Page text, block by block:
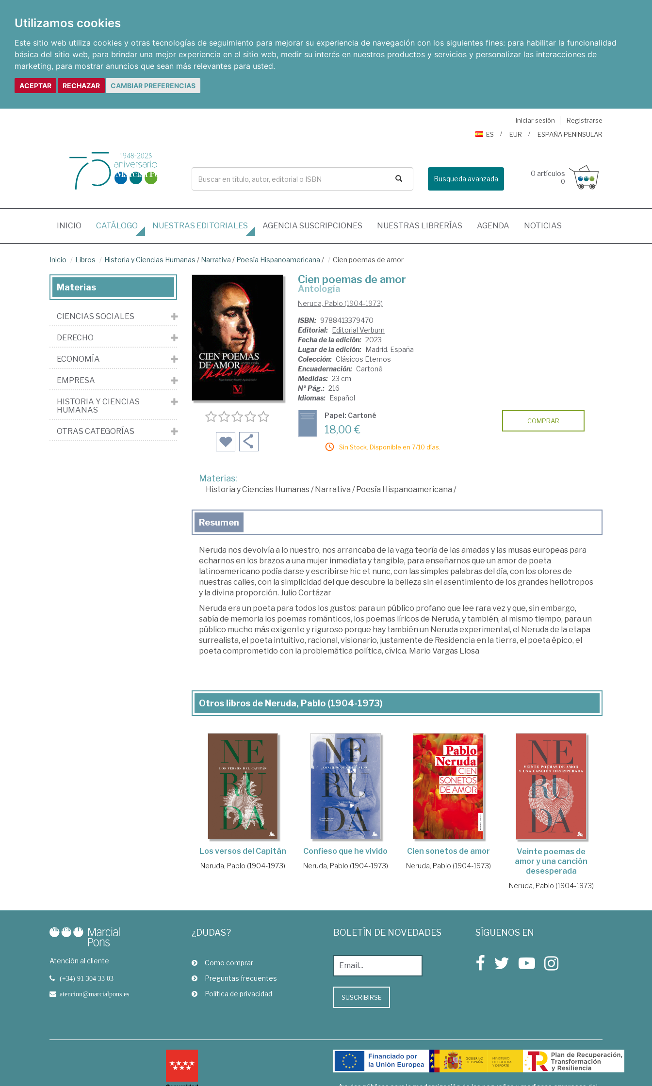
Utilizamos cookies
Este sitio web utiliza cookies y otras tecnologías de seguimiento para mejorar su experiencia de navegación con los siguientes fines: para habilitar la funcionalidad
básica del sitio web, para brindar una mejor experiencia en el sitio web, medir su interés en nuestros productos y servicios y personalizar las interacciones de
marketing, para mostrar anuncios que sean más relevantes para usted.
ACEPTAR RECHAZAR CAMBIAR PREFERENCIAS
Iniciar sesión
Registrarse
ES
EUR ESPAÑA PENINSULAR
Busqueda avanzada
0 artículos
0
INICIO (CURRENT)
CATÁLOGO NUESTRAS EDITORIALES AGENCIA SUSCRIPCIONES NUESTRAS LIBRERÍAS AGENDA NOTICIAS
Inicio Libros Historia y Ciencias Humanas / Narrativa / Poesía Hispanoamericana / Cien poemas de amor
Cien poemas de amor
Antología
Neruda, Pablo (1904-1973)
ISBN: 9788413379470
Editorial: Editorial Verbum
Fecha de la edición: 2023
Lugar de la edición: Madrid. España
Colección: Clásicos Eternos
Encuadernación: Cartoné
Medidas: 23 cm
Nº Pág.: 216
Idiomas: Español
Papel: Cartoné
18,00 €
Sin Stock. Disponible en 7/10 días.
COMPRAR
Materias:
Historia y Ciencias Humanas/Narrativa /Poesía Hispanoamericana /
Resumen
Neruda nos devolvía a lo nuestro, nos arrancaba de la vaga teoría de las amadas y las musas europeas para
echarnos en los brazos a una mujer inmediata y tangible, para enseñarnos que un amor de poeta
latinoamericano podía darse y escribirse hic et nunc, con las simples palabras del día, con los olores de
nuestras calles, con la simplicidad del que descubre la belleza sin el asentimiento de los grandes heliotropos
y la divina proporción. Julio Cortázar
Neruda era un poeta para todos los gustos: para un público profano que lee rara vez y que, sin embargo,
sabía de memoria los poemas románticos, los poemas líricos de Neruda, y también, al mismo tiempo, para un
público mucho más exigente y riguroso porque hay también un Neruda experimental, el Neruda de la etapa
surrealista, el poeta intuitivo, racional, visionario, justamente de Residencia en la tierra, el poeta épico, el
poeta comprometido con la problemática política, cívica. Mario Vargas Llosa
Otros libros de Neruda, Pablo (1904-1973)
Los versos del Capitán
Neruda, Pablo (1904-1973)
Confieso que he vivido
Neruda, Pablo (1904-1973)
Cien sonetos de amor
Neruda, Pablo (1904-1973)
Veinte poemas de
amor y una canción
desesperada
Neruda, Pablo (1904-1973)
Materias
CIENCIAS SOCIALES
DERECHO
ECONOMÍA
EMPRESA
HISTORIA Y CIENCIAS
HUMANAS
OTRAS CATEGORÍAS
Atención al cliente
(+34) 91 304 33 03
atencion@marcialpons.es
¿DUDAS?
Como comprar
Preguntas frecuentes
Política de privacidad
BOLETÍN DE NOVEDADES
SUSCRIBIRSE
SÍGUENOS EN